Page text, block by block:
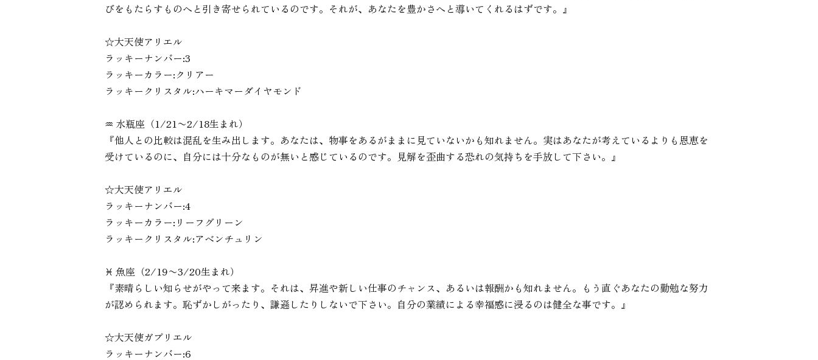
びをもたらすものへと引き寄せられているのです。それが、あなたを豊かさへと導いてくれるはずです。』
☆大天使アリエル
ラッキーナンバー:3
ラッキーカラー:クリアー
ラッキークリスタル:ハーキマーダイヤモンド
♒︎ 水瓶座（1/21〜2/18生まれ）
『他人との比較は混乱を生み出します。あなたは、物事をあるがままに見ていないかも知れません。実はあなたが考えているよりも恩恵を
受けているのに、自分には十分なものが無いと感じているのです。見解を歪曲する恐れの気持ちを手放して下さい。』
☆大天使アリエル
ラッキーナンバー:4
ラッキーカラー:リーフグリーン
ラッキークリスタル:アベンチュリン
♓︎ 魚座（2/19〜3/20生まれ）
『素晴らしい知らせがやって来ます。それは、昇進や新しい仕事のチャンス、あるいは報酬かも知れません。もう直ぐあなたの勤勉な努力
が認められます。恥ずかしがったり、謙遜したりしないで下さい。自分の業績による幸福感に浸るのは健全な事です。』
☆大天使ガブリエル
ラッキーナンバー:6